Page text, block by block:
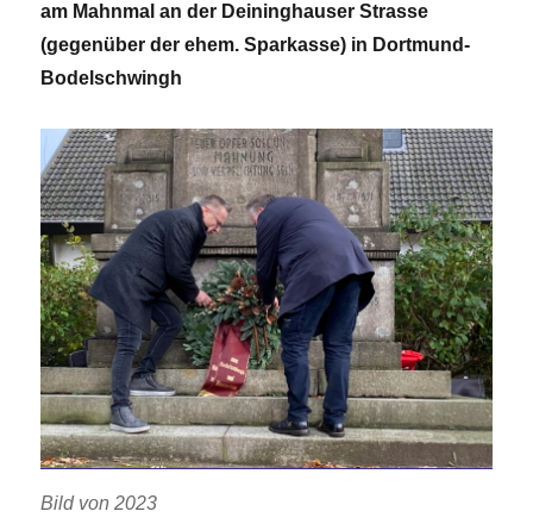
am Mahnmal an der Deininghauser Strasse
(gegenüber der ehem. Sparkasse) in Dortmund-
Bodelschwingh
Bild von 2023